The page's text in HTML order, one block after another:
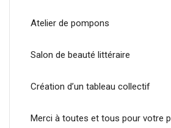
Atelier de pompons
Salon de beauté littéraire
Création d’un tableau collectif
Merci à toutes et tous pour votre